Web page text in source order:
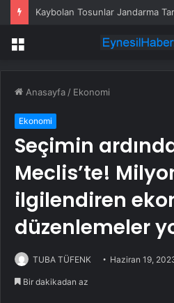
Kaybolan Tosunlar Jandarma
Menü
Anasayfa / Ekonomi
Ekonomi
Seçimin
Meclis’te!
ilgilendiren
düzenlemeler
TUBA TÜFENK Haziran 19,
Bir dakikadan az